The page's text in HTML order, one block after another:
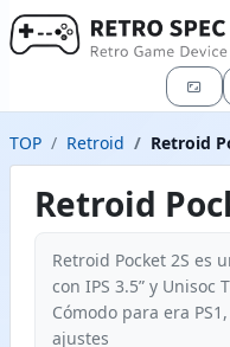
TOP Retroid Retroid
Retroid
Retroid Pocket 2S es
con IPS 3.5” y Unisoc
Cómodo para era
ajustes